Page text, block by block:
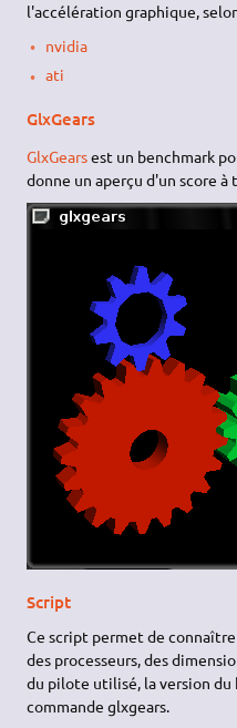
l'accélération graphique,
nvidia
ati
GlxGears
GlxGearsest un benchmark
donne un aperçu d'un score à
Script
Ce script permet de connaître
des processeurs, des
du pilote utilisé, la version du
commande glxgears.